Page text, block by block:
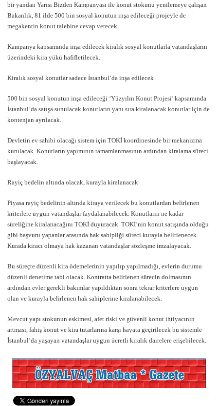
bir yandan Yarısı Bizden Kampanyası ile konut stokunu yenilemeye çalışan
Bakanlık, 81 ilde 500 bin sosyal konutun inşa edileceği projeyle de
megakentin konut talebine cevap verecek.
Kampanya kapsamında inşa edilecek kiralık sosyal konutlarla vatandaşların
üzerindeki kira yükü hafifletilecek.
Kiralık sosyal konutlar sadece İstanbul’da inşa edilecek
500 bin sosyal konutun inşa edileceği ‘Yüzyılın Konut Projesi’ kapsamında
İstanbul’da satışa sunulacak konutların yanı sıra kiralanacak konutlar için de
kontenjan ayrılacak.
Devletin ev sahibi olacağı sistem için TOKİ koordinesinde bir mekanizma
kurulacak. Konutların yapımının tamamlanmasının ardından kiralama süreci
başlayacak.
Rayiç bedelin altında olacak, kurayla kiralanacak
Piyasa rayiç bedelinin altında kiraya verilecek bu konutlardan belirlenen
kriterlere uygun vatandaşlar faydalanabilecek. Konutların ne kadar
süreliğine kiralanacağını TOKİ duyuracak. TOKİ’nin konut satışında olduğu
gibi başvuru yapanlar arasında hak sahipliği süreci kurayla belirlenecek.
Kurada kiracı olmaya hak kazanan vatandaşlar sözleşme imzalayacak.
Bu süreçte düzenli kira ödemelerinin yapılıp yapılmadığı, evlerin durumu
düzenli denetime tabi olacak. Kontratta belirlenen sürecin dolmasının
ardından evler gerekli bakımlar yapıldıktan sonra tekrar kriterlere uygun
olan ve kurayla belirlenen hak sahiplerine kiralanabilecek.
Mevcut yapı stokunun eskimesi, afet riski ve güvenli konut ihtiyacının
artması, fahiş konut ve kira tutarlarına karşı hayata geçirilecek bu sistemle
İstanbul’da yaşayan vatandaşlar uygun ücretli kiralık dairelere erişebilecek.